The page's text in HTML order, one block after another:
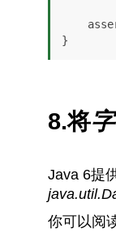
}
8.将
Java 6提
你可以阅